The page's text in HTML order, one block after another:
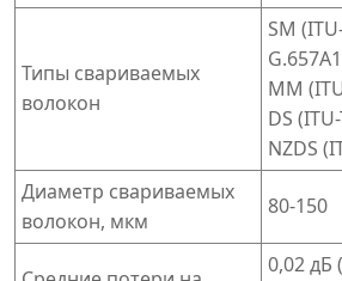
Типы свариваемых
волокон
SM
MM
DS
NZDS
Диаметр свариваемых
волокон, мкм
80-150
0,02 дБ